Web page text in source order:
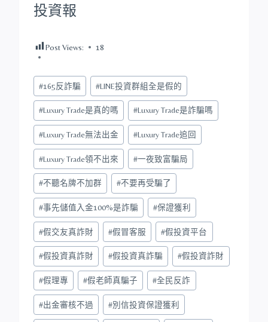
投資報
Post Views: 18
Post
Tags:
#165反詐騙 #LINE投資群組全是假的
#Luxury Trade是真的嗎 #Luxury Trade是詐騙嗎
#Luxury Trade無法出金 #Luxury Trade追回
#Luxury Trade領不出來 #一夜致富騙局
#不聽名牌不加群 #不要再受騙了
#事先儲值入金100%是詐騙 #保證獲利
#假交友真詐財 #假冒客服 #假投資平台
#假投資真詐財 #假投資真詐騙 #假投資詐財
#假理專 #假老師真騙子 #全民反詐
#出金審核不過 #別信投資保證獲利